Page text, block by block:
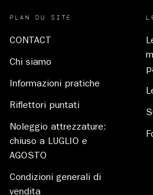
PLAN DU SITE
CONTACT
Chi siamo
Informazioni pratiche
Riflettori puntati
Noleggio attrezzature:
chiuso a LUGLIO e
AGOSTO
Condizioni generali di
vendita